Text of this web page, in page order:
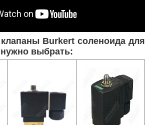
Burkert соленоида для
выбрать: